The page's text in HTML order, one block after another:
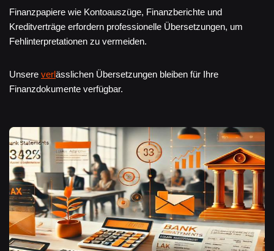
Finanzpapiere wie Kontoauszüge, Finanzberichte und
Kreditverträge erfordern professionelle Übersetzungen, um
Fehlinterpretationen zu vermeiden.
Unsere verlässlichen Übersetzungen bleiben für Ihre
Finanzdokumente verfügbar.